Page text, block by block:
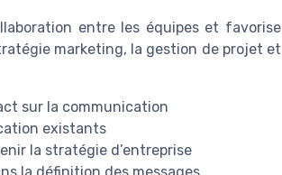
entre les équipes et favorise
marketing, la gestion de projet et
sur la communication
existants
la stratégie d’entreprise